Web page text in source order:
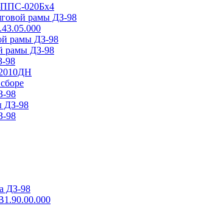
ППС-020Бх4
рамы ДЗ-98
рамы ДЗ-98
рамы ДЗ-98
98
98
ДЗ-98
98
ДЗ-98